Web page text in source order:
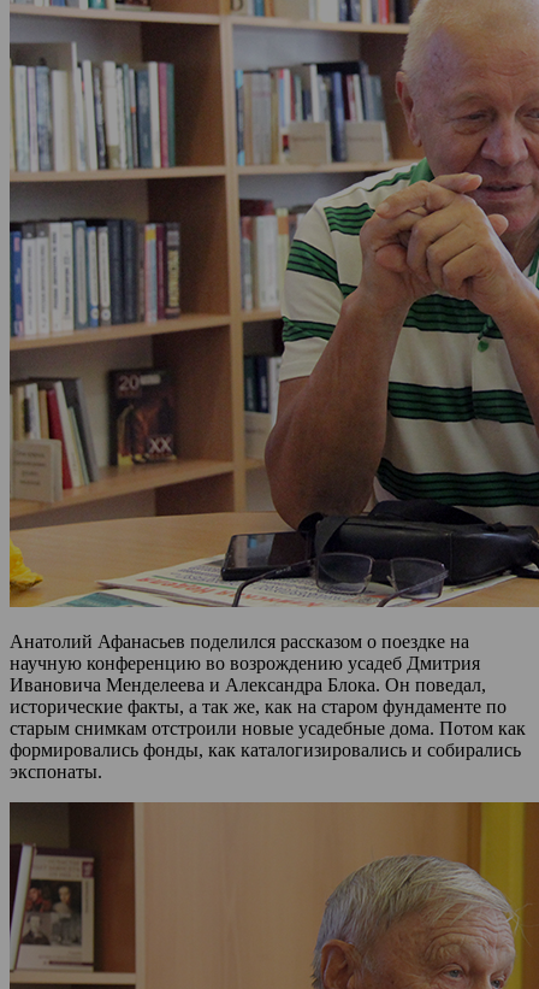
Анатолий Афанасьев поделился рассказом о поездке на
научную конференцию во возрождению усадеб Дмитрия
Ивановича Менделеева и Александра Блока. Он поведал,
исторические факты, а так же, как на старом фундаменте по
старым снимкам отстроили новые усадебные дома. Потом как
формировались фонды, как каталогизировались и собирались
экспонаты.